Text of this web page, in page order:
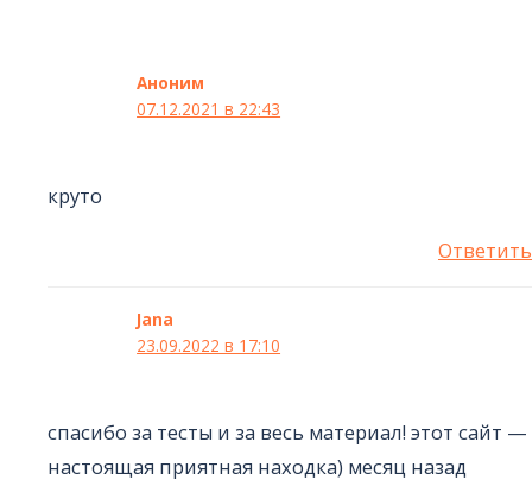
Аноним
07.12.2021 в 22:43
круто
Ответить
Jana
23.09.2022 в 17:10
спасибо за тесты и за весь материал! этот сайт —
настоящая приятная находка) месяц назад